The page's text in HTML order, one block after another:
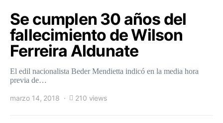
Se cumplen 30 años del
fallecimiento de Wilson
Ferreira Aldunate
El edil nacionalista Beder Mendietta indicó en la media hora
previa de…
marzo 14, 2018 210 views